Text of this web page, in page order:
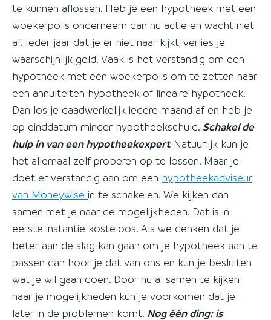
te kunnen aflossen. Heb je een hypotheek met een
woekerpolis onderneem dan nu actie en wacht niet
af. Ieder jaar dat je er niet naar kijkt, verlies je
waarschijnlijk geld. Vaak is het verstandig om een
hypotheek met een woekerpolis om te zetten naar
een annuïteiten hypotheek of lineaire hypotheek.
Dan los je daadwerkelijk iedere maand af en heb je
op einddatum minder hypotheekschuld. Schakel de
hulp in van een hypotheekexpertNatuurlijk kun je
het allemaal zelf proberen op te lossen. Maar je
doet er verstandig aan om een hypotheekadviseur
van Moneywise in te schakelen. We kijken dan
samen met je naar de mogelijkheden. Dat is in
eerste instantie kosteloos. Als we denken dat je
beter aan de slag kan gaan om je hypotheek aan te
passen dan hoor je dat van ons en kun je besluiten
wat je wil gaan doen. Door nu al samen te kijken
naar je mogelijkheden kun je voorkomen dat je
later in de problemen komt. Nog één ding: is